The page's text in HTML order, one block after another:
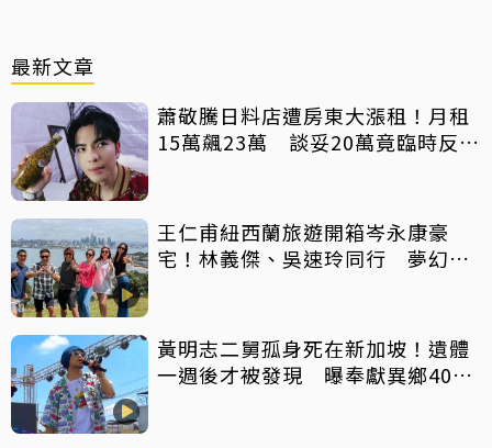
最新文章
蕭敬騰日料店遭房東大漲租！月租
15萬飆23萬 談妥20萬竟臨時反悔
王仁甫紐西蘭旅遊開箱岑永康豪
宅！林義傑、吳速玲同行 夢幻美
黃明志二舅孤身死在新加坡！遺體
一週後才被發現 曝奉獻異鄉40年